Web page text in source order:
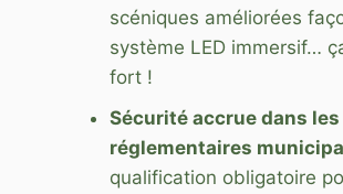
scéniques améliorées
système LED immersif…
fort !
Sécurité accrue dans
réglementaires
qualification obligatoire